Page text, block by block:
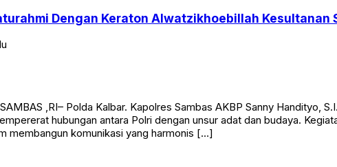
Dengan Keraton Alwatzikhoebillah Kesultanan
,RI– Polda Kalbar. Kapolres Sambas AKBP Sanny Handityo,
hubungan antara Polri dengan unsur adat dan budaya.
membangun komunikasi yang harmonis […]